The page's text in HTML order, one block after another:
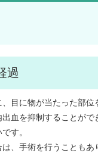
過
目に物が当たった部位
出血を抑制することが
す。
、手術を行うこともあ